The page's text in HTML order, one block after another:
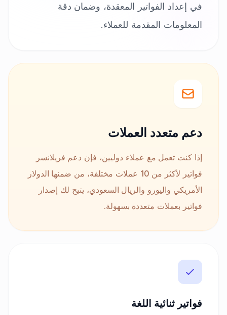
في إعداد الفواتير المعقدة، وضمان دقة
المعلومات المقدمة للعملاء.
دعم متعدد العملات
إذا كنت تعمل مع عملاء دوليين، فإن دعم فريلانسر
فواتير لأكثر من 10 عملات مختلفة، من ضمنها الدولار
الأمريكي واليورو والريال السعودي، يتيح لك إصدار
فواتير بعملات متعددة بسهولة.
فواتير ثنائية اللغة